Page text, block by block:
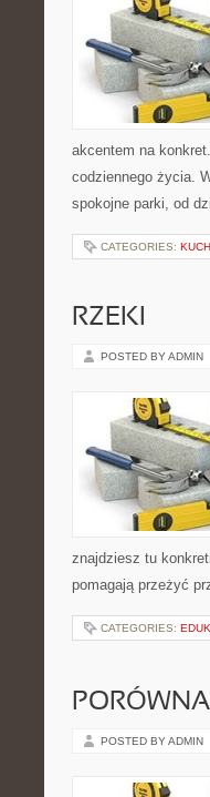
akcentem na
codziennego życia.
spokojne parki, od
CATEGORIES:
RZEKI
POSTED BY ADMIN
znajdziesz tu
pomagają przeżyć
CATEGORIES:
POSTED BY ADMIN